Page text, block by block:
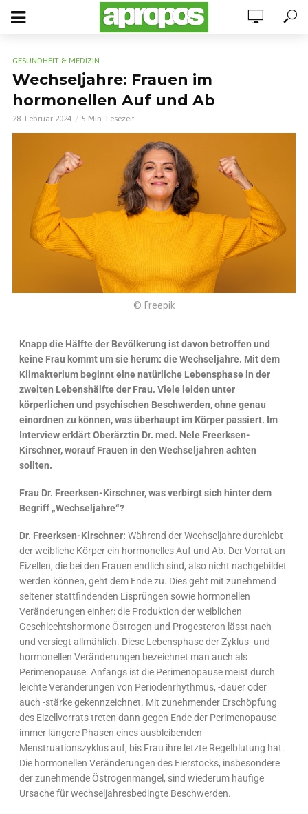
GESUNDHEIT & MEDIZIN
Wechseljahre: Frauen im
hormonellen Auf und Ab
28. Februar 2024 5 Min. Lesezeit
© Freepik
Knapp die Hälfte der Bevölkerung ist davon betroffen und
keine Frau kommt um sie herum: die Wechseljahre. Mit dem
Klimakterium beginnt eine natürliche Lebensphase in der
zweiten Lebenshälfte der Frau. Viele leiden unter
körperlichen und psychischen Beschwerden, ohne genau
einordnen zu können, was überhaupt im Körper passiert. Im
Interview erklärt Oberärztin Dr. med. Nele Freerksen-
Kirschner, worauf Frauen in den Wechseljahren achten
sollten.
Frau Dr. Freerksen-Kirschner, was verbirgt sich hinter dem
Begriff „Wechseljahre“?
Dr. Freerksen-Kirschner: Während der Wechseljahre durchlebt
der weibliche Körper ein hormonelles Auf und Ab. Der Vorrat an
Eizellen, die bei den Frauen endlich sind, also nicht nachgebildet
werden können, geht dem Ende zu. Dies geht mit zunehmend
seltener stattfindenden Eisprüngen sowie hormonellen
Veränderungen einher: die Produktion der weiblichen
Geschlechtshormone Östrogen und Progesteron lässt nach
und versiegt allmählich. Diese Lebensphase der Zyklus- und
hormonellen Veränderungen bezeichnet man auch als
Perimenopause. Anfangs ist die Perimenopause meist durch
leichte Veränderungen von Periodenrhythmus, -dauer oder
auch -stärke gekennzeichnet. Mit zunehmender Erschöpfung
des Eizellvorrats treten dann gegen Ende der Perimenopause
immer längere Phasen eines ausbleibenden
Menstruationszyklus auf, bis Frau ihre letzte Regelblutung hat.
Die hormonellen Veränderungen des Eierstocks, insbesondere
der zunehmende Östrogenmangel, sind wiederum häufige
Ursache für wechseljahresbedingte Beschwerden.